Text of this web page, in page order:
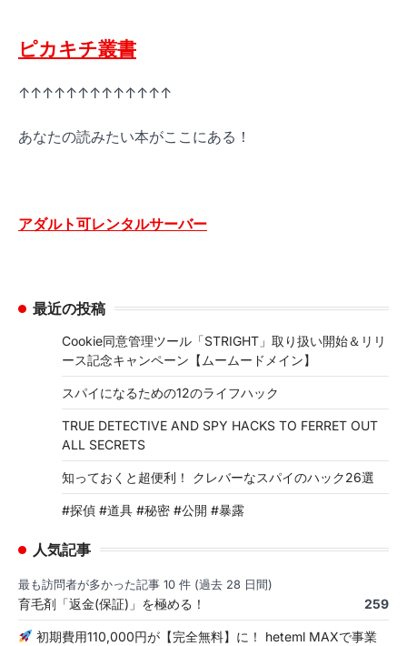
ピカキチ叢書
↑↑↑↑↑↑↑↑↑↑↑↑↑
あなたの読みたい本がここにある！
アダルト可レンタルサーバー
最近の投稿
Cookie同意管理ツール「STRIGHT」取り扱い開始＆リリ
ース記念キャンペーン【ムームードメイン】
スパイになるための12のライフハック
TRUE DETECTIVE AND SPY HACKS TO FERRET OUT
ALL SECRETS
知っておくと超便利！ クレバーなスパイのハック26選
#探偵 #道具 #秘密 #公開 #暴露
人気記事
最も訪問者が多かった記事 10 件 (過去 28 日間)
育毛剤「返金(保証)」を極める！ 259
初期費用110,000円が【完全無料】に！ heteml MAXで事業